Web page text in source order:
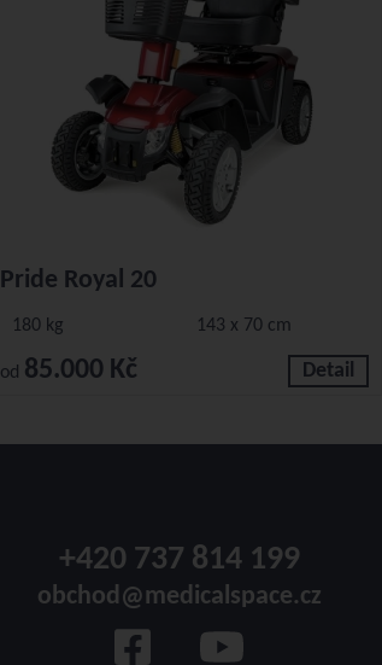
Pride Royal 20
180 kg 143 x 70 cm
od 85.000 Kč Detail
+420 737 814 199
obchod@medicalspace.cz